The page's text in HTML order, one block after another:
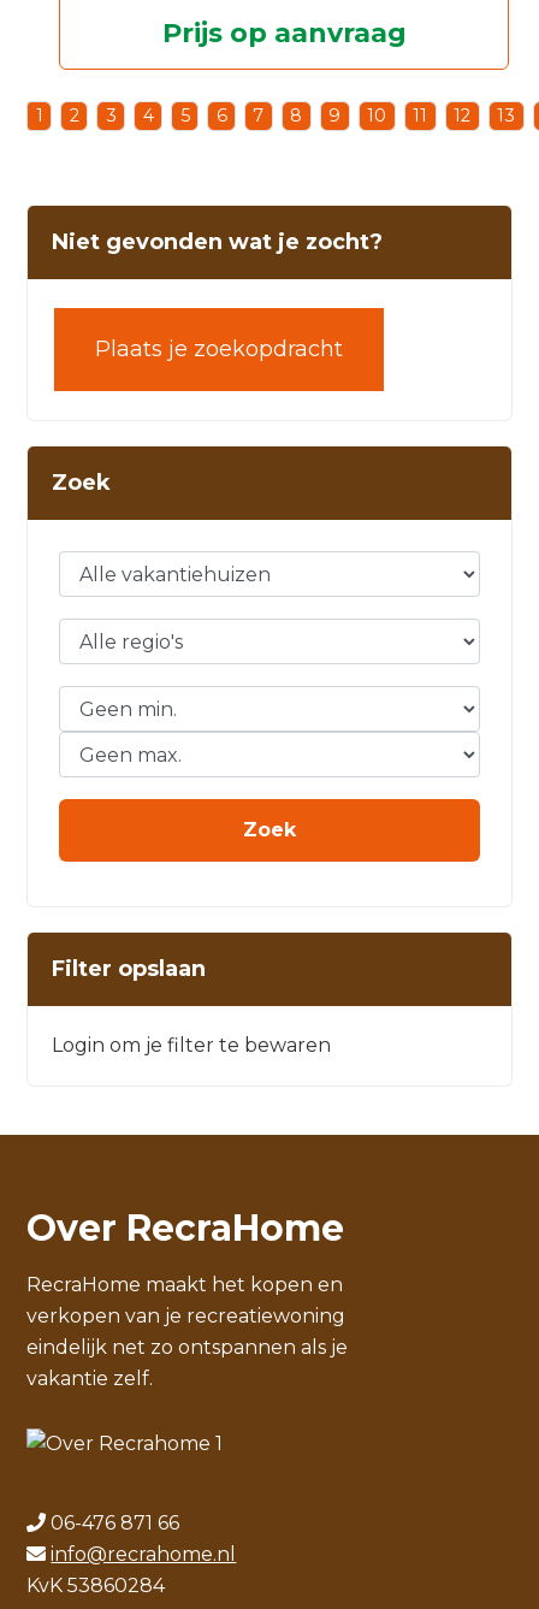
Prijs op aanvraag
1 2 3 4 5 6 7 8 9 10 11 12 13
Niet gevonden wat je zocht?
Plaats je zoekopdracht
Zoek
Filter opslaan
Login om je filter te bewaren
Over RecraHome
RecraHome maakt het kopen en
verkopen van je recreatiewoning
eindelijk net zo ontspannen als je
vakantie zelf.
06-476 871 66
info@recrahome.nl
KvK 53860284